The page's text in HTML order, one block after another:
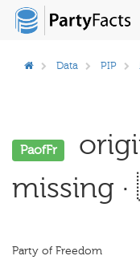
Data PIP
PaofFr
missing
Party of Freedom